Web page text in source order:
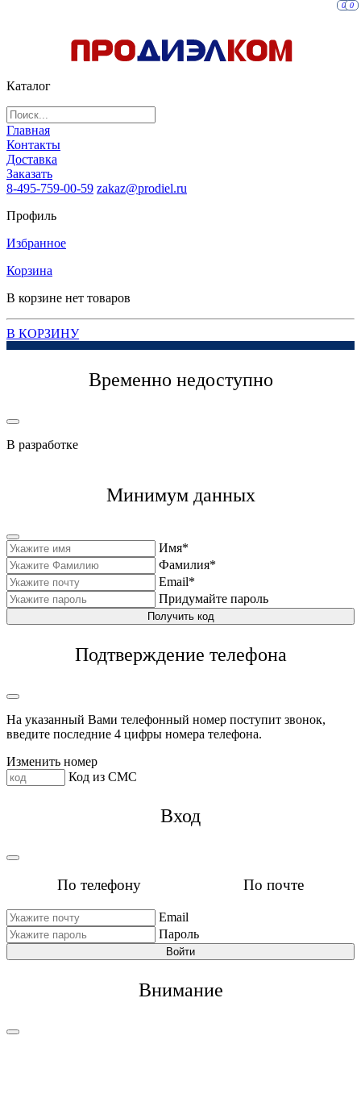
Каталог
Главная
Контакты
Доставка
Заказать
8-495-759-00-59 zakaz@prodiel.ru
Профиль
Избранное
0
Корзина
0
В корзине нет товаров
В КОРЗИНУ
Временно недоступно
В разработке
Минимум данных
Имя*
Фамилия*
Email*
Придумайте пароль
Получить код
Подтверждение телефона
На указанный Вами телефонный номер поступит звонок,
введите последние 4 цифры номера телефона.
Изменить номер
Код из СМС
Вход
По телефону По почте
Email
Пароль
Войти
Внимание